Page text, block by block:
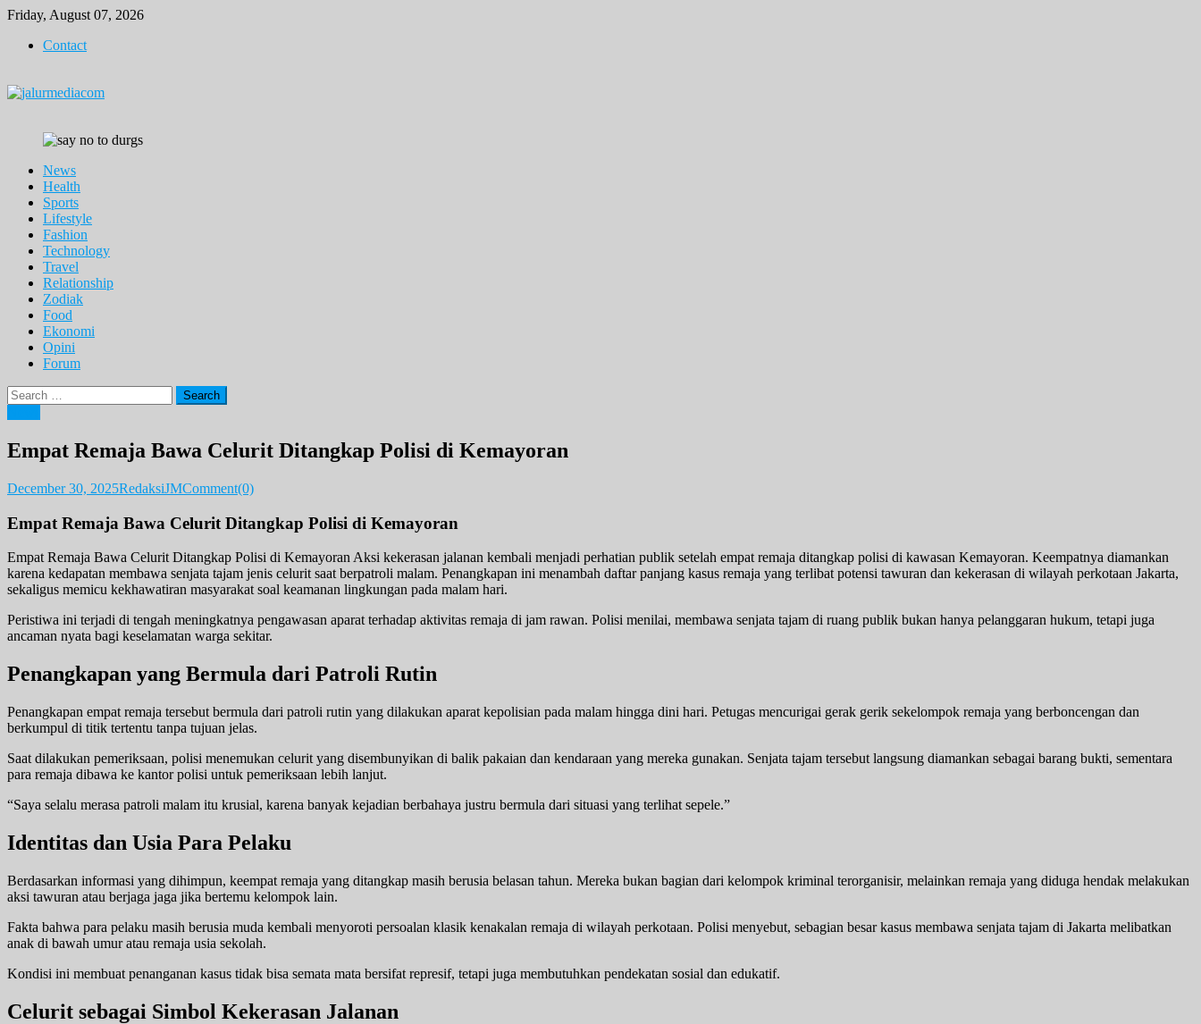
Skip
content
Friday, August 07, 2026
Contact
News
Health
Sports
Lifestyle
Fashion
Technology
Travel
Relationship
Zodiak
Food
Ekonomi
Opini
Forum
Search
for:
Empat Remaja Bawa Celurit Ditangkap Polisi di Kemayoran
December 30, 2025RedaksiJMComment(0)
Empat Remaja Bawa Celurit Ditangkap Polisi di Kemayoran
Empat Remaja Bawa Celurit Ditangkap Polisi di Kemayoran Aksi kekerasan jalanan kembali menjadi perhatian publik setelah empat remaja ditangkap polisi di kawasan Kemayoran. Keempatnya diamankan
karena kedapatan membawa senjata tajam jenis celurit saat berpatroli malam. Penangkapan ini menambah daftar panjang kasus remaja yang terlibat potensi tawuran dan kekerasan di wilayah perkotaan Jakarta,
sekaligus memicu kekhawatiran masyarakat soal keamanan lingkungan pada malam hari.
Peristiwa ini terjadi di tengah meningkatnya pengawasan aparat terhadap aktivitas remaja di jam rawan. Polisi menilai, membawa senjata tajam di ruang publik bukan hanya pelanggaran hukum, tetapi juga
ancaman nyata bagi keselamatan warga sekitar.
Penangkapan yang Bermula dari Patroli Rutin
Penangkapan empat remaja tersebut bermula dari patroli rutin yang dilakukan aparat kepolisian pada malam hingga dini hari. Petugas mencurigai gerak gerik sekelompok remaja yang berboncengan dan
berkumpul di titik tertentu tanpa tujuan jelas.
Saat dilakukan pemeriksaan, polisi menemukan celurit yang disembunyikan di balik pakaian dan kendaraan yang mereka gunakan. Senjata tajam tersebut langsung diamankan sebagai barang bukti, sementara
para remaja dibawa ke kantor polisi untuk pemeriksaan lebih lanjut.
“Saya selalu merasa patroli malam itu krusial, karena banyak kejadian berbahaya justru bermula dari situasi yang terlihat sepele.”
Identitas dan Usia Para Pelaku
Berdasarkan informasi yang dihimpun, keempat remaja yang ditangkap masih berusia belasan tahun. Mereka bukan bagian dari kelompok kriminal terorganisir, melainkan remaja yang diduga hendak melakukan
aksi tawuran atau berjaga jaga jika bertemu kelompok lain.
Fakta bahwa para pelaku masih berusia muda kembali menyoroti persoalan klasik kenakalan remaja di wilayah perkotaan. Polisi menyebut, sebagian besar kasus membawa senjata tajam di Jakarta melibatkan
anak di bawah umur atau remaja usia sekolah.
Kondisi ini membuat penanganan kasus tidak bisa semata mata bersifat represif, tetapi juga membutuhkan pendekatan sosial dan edukatif.
Celurit sebagai Simbol Kekerasan Jalanan